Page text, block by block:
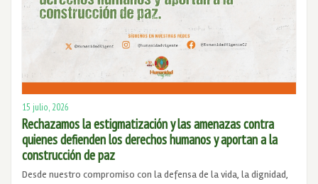
15 julio, 2026
Rechazamos la estigmatización y las amenazas contra
quienes defienden los derechos humanos y aportan a la
construcción de paz
Desde nuestro compromiso con la defensa de la vida, la dignidad,